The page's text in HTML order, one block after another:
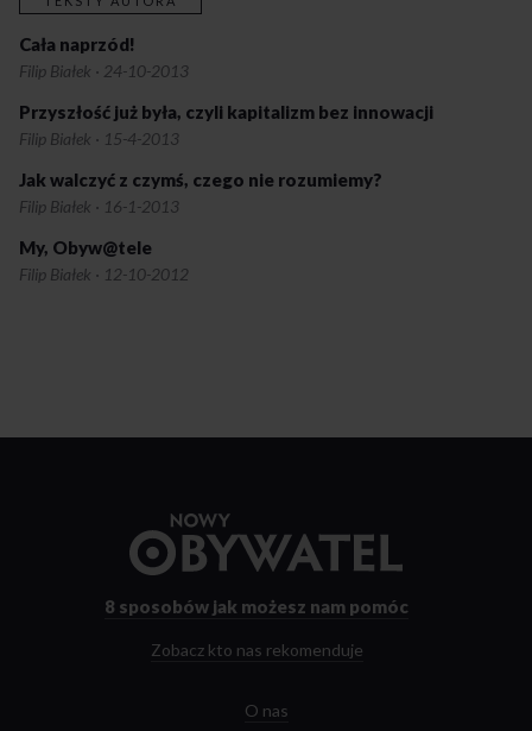
Cała naprzód!
Filip Białek · 24-10-2013
Przyszłość już była, czyli kapitalizm bez innowacji
Filip Białek · 15-4-2013
Jak walczyć z czymś, czego nie rozumiemy?
Filip Białek · 16-1-2013
My, Obyw@tele
Filip Białek · 12-10-2012
strony
8 sposobów jak możesz nam pomóc
Zobacz kto nas rekomenduje
O nas